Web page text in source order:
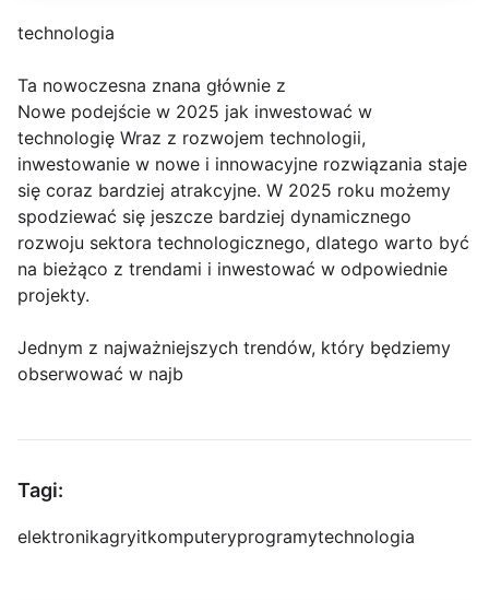
technologia
Ta nowoczesna znana głównie z
Nowe podejście w 2025 jak inwestować w
technologię Wraz z rozwojem technologii,
inwestowanie w nowe i innowacyjne rozwiązania staje
się coraz bardziej atrakcyjne. W 2025 roku możemy
spodziewać się jeszcze bardziej dynamicznego
rozwoju sektora technologicznego, dlatego warto być
na bieżąco z trendami i inwestować w odpowiednie
projekty.
Jednym z najważniejszych trendów, który będziemy
obserwować w najb
Tagi:
elektronikagryitkomputeryprogramytechnologia